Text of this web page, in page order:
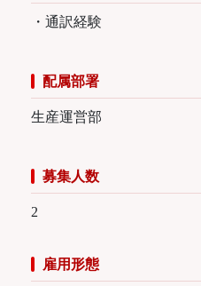
・通訳経験
配属部署
生産運営部
募集人数
2
雇用形態